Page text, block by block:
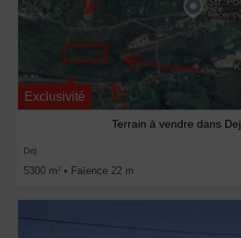
Exclusivité
Terrain à vendre dans Dej
Dej
5300 m2 • Faïence 22 m